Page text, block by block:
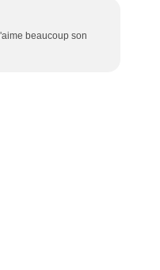
beaucoup son